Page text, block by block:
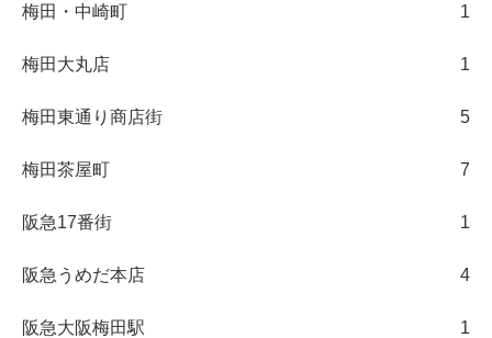
梅田・中崎町 1
梅田大丸店 1
梅田東通り商店街 5
梅田茶屋町 7
阪急17番街 1
阪急うめだ本店 4
阪急大阪梅田駅 1